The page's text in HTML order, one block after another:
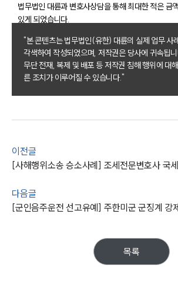
그룹소개
그룹소개
대륜의 강점
주요 업무사례
법률정보
법률지식인
고객후기
법무법인 대륜과 변호사상담을 통해 최대한 적은 금
있게 되었습니다.
"본 콘텐츠는 법무법인(유한) 대륜의 실제 업무 사
각색하여 작성되었으며, 저작권은 당사에 귀속됩
무단 전재, 복제 및 배포 등 저작권 침해 행위에 대
른 조치가 이루어질 수 있습니다."
이전글
다음글
목록